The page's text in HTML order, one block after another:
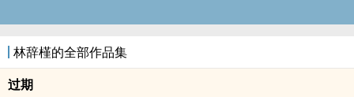
林辞槿的全部作品集
过期